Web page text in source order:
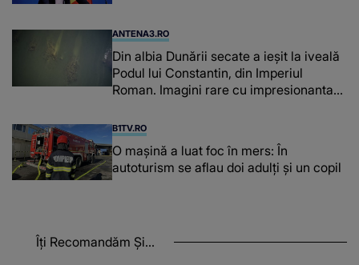
ANTENA3.RO
Din albia Dunării secate a ieșit la iveală
Podul lui Constantin, din Imperiul
Roman. Imagini rare cu impresionanta
B1TV.RO
O maşină a luat foc în mers: În
autoturism se aflau doi adulți și un copil
Îți Recomandăm Și...